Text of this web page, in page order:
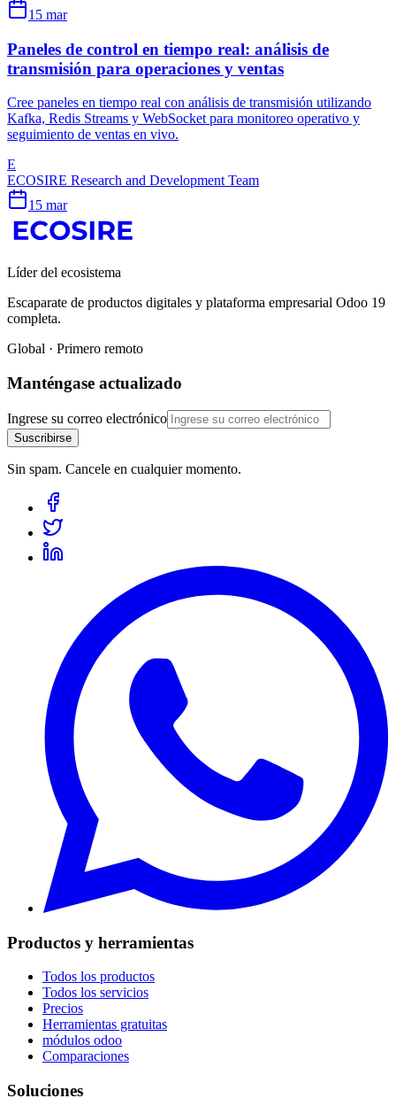
15 mar
Paneles de control en tiempo real: análisis de
transmisión para operaciones y ventas
Cree paneles en tiempo real con análisis de transmisión utilizando
Kafka, Redis Streams y WebSocket para monitoreo operativo y
seguimiento de ventas en vivo.
E
ECOSIRE Research and Development Team
15 mar
Líder del ecosistema
Escaparate de productos digitales y plataforma empresarial Odoo 19
completa.
Global · Primero remoto
Manténgase actualizado
Ingrese su correo electrónico
Suscribirse
Sin spam. Cancele en cualquier momento.
Productos y herramientas
Todos los productos
Todos los servicios
Precios
Herramientas gratuitas
módulos odoo
Comparaciones
Soluciones